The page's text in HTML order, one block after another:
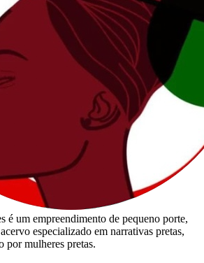
é um empreendimento de pequeno porte,
especializado em narrativas pretas,
por mulheres pretas.